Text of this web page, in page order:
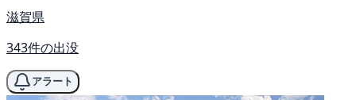
滋賀県
343件の出没
アラート